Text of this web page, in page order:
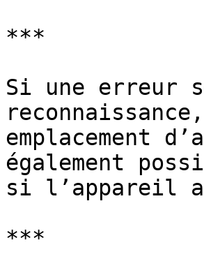
***
Si une erreur
emplacement
également
si l’appareil a
***